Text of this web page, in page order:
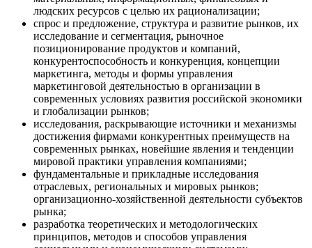
людских ресурсов с целью их рационализации;
спрос и предложение, структура и развитие рынков, их
исследование и сегментация, рыночное
позиционирование продуктов и компаний,
конкурентоспособность и конкуренция, концепции
маркетинга, методы и формы управления
маркетинговой деятельностью в организации в
современных условиях развития российской экономики
и глобализации рынков;
исследования, раскрывающие источники и механизмы
достижения фирмами конкурентных преимуществ на
современных рынках, новейшие явления и тенденции
мировой практики управления компаниями;
фундаментальные и прикладные исследования
отраслевых, региональных и мировых рынков;
организационно-хозяйственной деятельности субъектов
рынка;
разработка теоретических и методологических
принципов, методов и способов управления